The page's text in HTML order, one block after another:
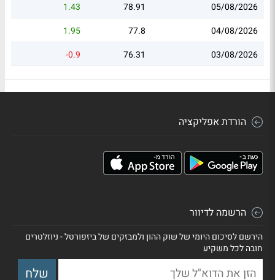
05/08/2026
78.91
1.43
04/08/2026
77.8
1.95
03/08/2026
76.31
-0.9
הורדת אפליקציה
הרשמה לדיוור
הירשם לסיכום היומי של שוק ההון ולמבזקים של ביזפורטל - ניוזלטרים
חובה לכל משקיע